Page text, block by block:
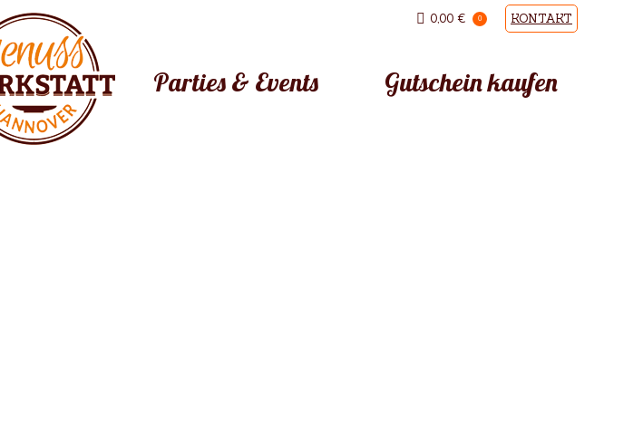
0,00 € 0 KONTAKT
Parties & Events Gutschein kaufen